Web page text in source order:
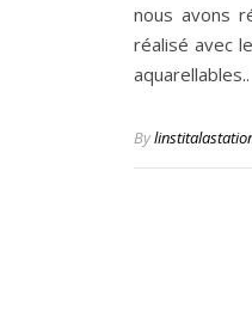
nous avons
réalisé avec
By